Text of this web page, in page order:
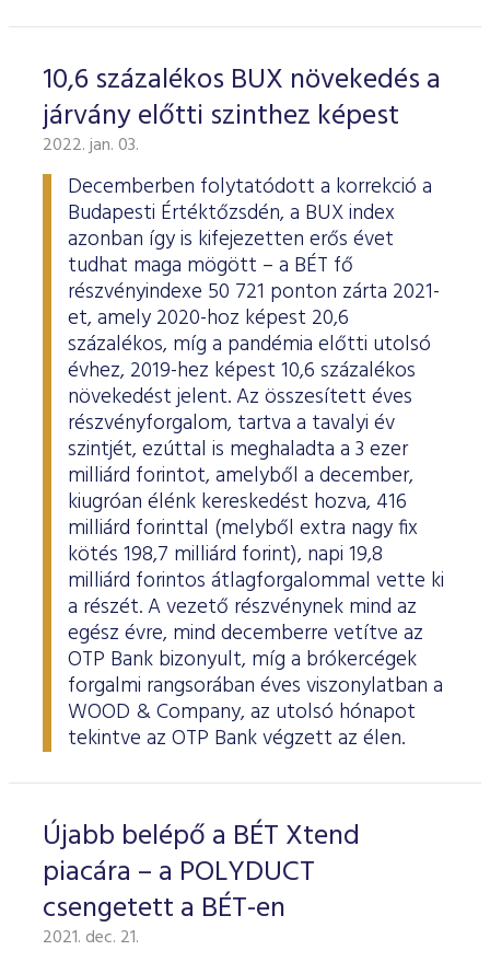
10,6 százalékos BUX növekedés a
járvány előtti szinthez képest
2022. jan. 03.
Decemberben folytatódott a korrekció a
Budapesti Értéktőzsdén, a BUX index
azonban így is kifejezetten erős évet
tudhat maga mögött – a BÉT fő
részvényindexe 50 721 ponton zárta 2021-
et, amely 2020-hoz képest 20,6
százalékos, míg a pandémia előtti utolsó
évhez, 2019-hez képest 10,6 százalékos
növekedést jelent. Az összesített éves
részvényforgalom, tartva a tavalyi év
szintjét, ezúttal is meghaladta a 3 ezer
milliárd forintot, amelyből a december,
kiugróan élénk kereskedést hozva, 416
milliárd forinttal (melyből extra nagy fix
kötés 198,7 milliárd forint), napi 19,8
milliárd forintos átlagforgalommal vette ki
a részét. A vezető részvénynek mind az
egész évre, mind decemberre vetítve az
OTP Bank bizonyult, míg a brókercégek
forgalmi rangsorában éves viszonylatban a
WOOD & Company, az utolsó hónapot
tekintve az OTP Bank végzett az élen.
Újabb belépő a BÉT Xtend
piacára – a POLYDUCT
csengetett a BÉT-en
2021. dec. 21.